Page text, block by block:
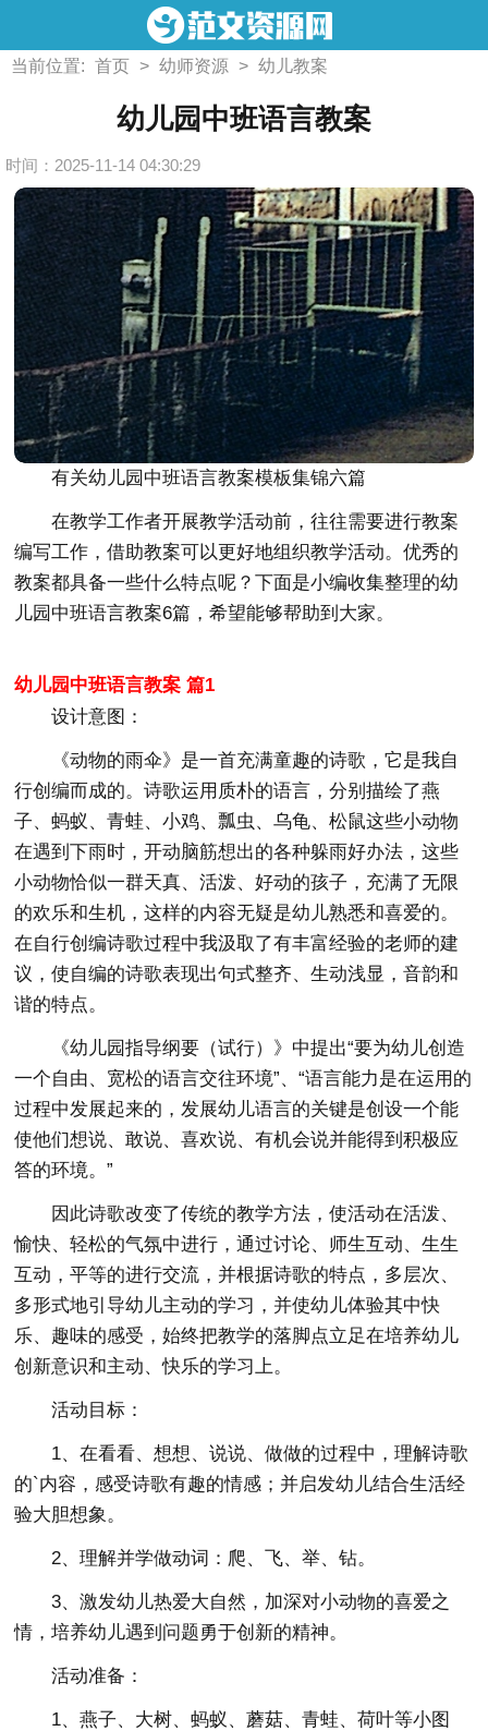
当前位置: 首页 > 幼师资源 > 幼儿教案
幼儿园中班语言教案
时间：2025-11-14 04:30:29
有关幼儿园中班语言教案模板集锦六篇
在教学工作者开展教学活动前，往往需要进行教案
编写工作，借助教案可以更好地组织教学活动。优秀的
教案都具备一些什么特点呢？下面是小编收集整理的幼
儿园中班语言教案6篇，希望能够帮助到大家。
幼儿园中班语言教案 篇1
设计意图：
《动物的雨伞》是一首充满童趣的诗歌，它是我自
行创编而成的。诗歌运用质朴的语言，分别描绘了燕
子、蚂蚁、青蛙、小鸡、瓢虫、乌龟、松鼠这些小动物
在遇到下雨时，开动脑筋想出的各种躲雨好办法，这些
小动物恰似一群天真、活泼、好动的孩子，充满了无限
的欢乐和生机，这样的内容无疑是幼儿熟悉和喜爱的。
在自行创编诗歌过程中我汲取了有丰富经验的老师的建
议，使自编的诗歌表现出句式整齐、生动浅显，音韵和
谐的特点。
《幼儿园指导纲要（试行）》中提出“要为幼儿创造
一个自由、宽松的语言交往环境”、“语言能力是在运用的
过程中发展起来的，发展幼儿语言的关键是创设一个能
使他们想说、敢说、喜欢说、有机会说并能得到积极应
答的环境。”
因此诗歌改变了传统的教学方法，使活动在活泼、
愉快、轻松的气氛中进行，通过讨论、师生互动、生生
互动，平等的进行交流，并根据诗歌的特点，多层次、
多形式地引导幼儿主动的学习，并使幼儿体验其中快
乐、趣味的感受，始终把教学的落脚点立足在培养幼儿
创新意识和主动、快乐的学习上。
活动目标：
1、在看看、想想、说说、做做的过程中，理解诗歌
的`内容，感受诗歌有趣的情感；并启发幼儿结合生活经
验大胆想象。
2、理解并学做动词：爬、飞、举、钻。
3、激发幼儿热爱大自然，加深对小动物的喜爱之
情，培养幼儿遇到问题勇于创新的精神。
活动准备：
1、燕子、大树、蚂蚁、蘑菇、青蛙、荷叶等小图